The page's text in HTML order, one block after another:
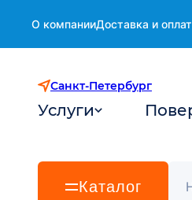
О компанииДоставка и
Санкт-Петербург
Услуги
Каталог